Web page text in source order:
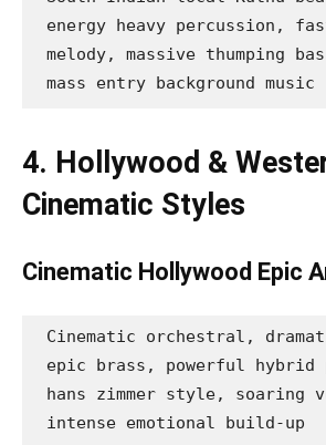
energy heavy percussion,
melody, massive thumping
mass entry background music
4. Hollywood &
Cinematic Styles
Cinematic Hollywood Epic
Cinematic orchestral,
epic brass, powerful hybrid
hans zimmer style, soaring
intense emotional build-up